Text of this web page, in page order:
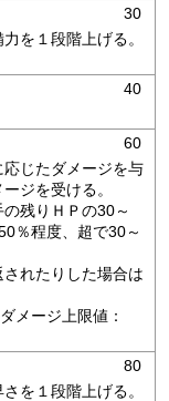
30
を１段階上げる。
40
60
じたダメージを与
ジを受ける。
残りＨＰの30～
％程度、超で30～
れたりした場合は
メージ上限値：
80
を１段階上げる。